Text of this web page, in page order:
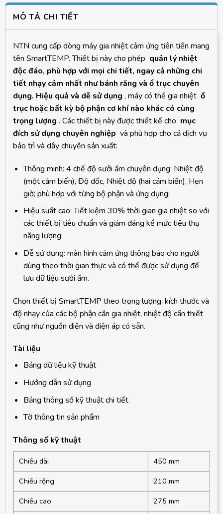
MÔ TẢ CHI TIẾT
NTN cung cấp dòng máy gia nhiệt cảm ứng tiên tiến mang
tên SmartTEMP. Thiết bị này cho phép quản lý nhiệt
độc đáo, phù hợp với mọi chi tiết, ngay cả những chi
tiết nhạy cảm nhất như bánh răng và ổ trục chuyên
dụng. Hiệu quả và dễ sử dụng , máy có thể gia nhiệt ổ
trục hoặc bất kỳ bộ phận cơ khí nào khác có cùng
trọng lượng . Các thiết bị này được thiết kế cho mục
đích sử dụng chuyên nghiệp và phù hợp cho cả dịch vụ
bảo trì và dây chuyền sản xuất:
Thông minh: 4 chế độ sưởi ấm chuyên dụng: Nhiệt độ
(một cảm biến), Độ dốc, Nhiệt độ (hai cảm biến), Hẹn
giờ; phù hợp với từng bộ phận và ứng dụng;
Hiệu suất cao: Tiết kiệm 30% thời gian gia nhiệt so với
các thiết bị tiêu chuẩn và giảm đáng kể mức tiêu thụ
năng lượng;
Dễ sử dụng: màn hình cảm ứng thông báo cho người
dùng theo thời gian thực và có thể được sử dụng để
lưu dữ liệu sưởi ấm.
Chọn thiết bị SmartTEMP theo trọng lượng, kích thước và
độ nhạy của các bộ phận cần gia nhiệt, nhiệt độ cần thiết
cũng như nguồn điện và điện áp có sẵn.
Tài liệu
Bảng dữ liệu kỹ thuật
Hướng dẫn sử dụng
Bảng thông số kỹ thuật chi tiết
Tờ thông tin sản phẩm
Thông số kỹ thuật
Chiều dài
450 mm
Chiều rộng
210 mm
Chiều cao
275 mm